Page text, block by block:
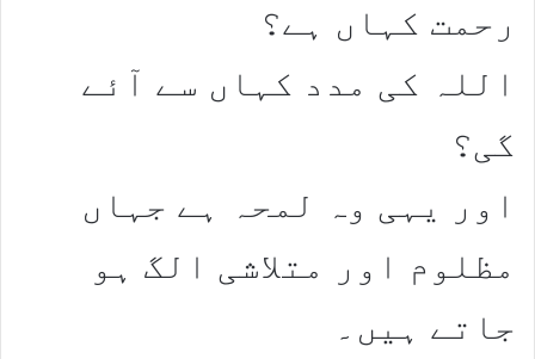
رحمت کہاں ہے؟
اللہ کی مدد کہاں سے آئے
گی؟
اور یہی وہ لمحہ ہے جہاں
مظلوم اور متلاشی الگ ہو
جاتے ہیں۔